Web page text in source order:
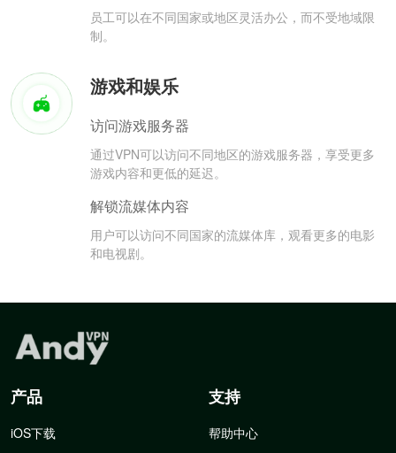
员工可以在不同国家或地区灵活办公，而不受地域限
制。
游戏和娱乐
访问游戏服务器
通过VPN可以访问不同地区的游戏服务器，享受更多
游戏内容和更低的延迟。
解锁流媒体内容
用户可以访问不同国家的流媒体库，观看更多的电影
和电视剧。
产品
iOS下载
支持
帮助中心